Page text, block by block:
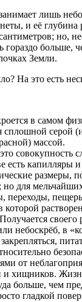
лишь
и её глубина
но,
гораздо больше,
Земли.
На это есть
в самом
сплошной серой
массой.
совокупность
есть капилляры
размеры,
для
переходы,
своего
небоскрёб, в
от
и хищников.
больше, чем
гладкой